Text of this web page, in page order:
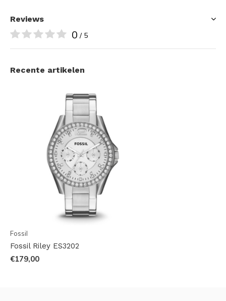
Reviews
0 / 5
Recente artikelen
Fossil
Fossil Riley ES3202
€179,00